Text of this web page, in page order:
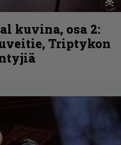
kuvina, osa 2:
Triptykon